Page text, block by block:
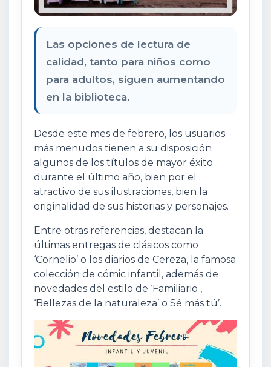
Las opciones de lectura de
calidad, tanto para niños como
para adultos, siguen aumentando
en la biblioteca.
Desde este mes de febrero, los usuarios
más menudos tienen a su disposición
algunos de los títulos de mayor éxito
durante el último año, bien por el
atractivo de sus ilustraciones, bien la
originalidad de sus historias y personajes.
Entre otras referencias, destacan la
últimas entregas de clásicos como
‘Cornelio’ o los diarios de Cereza, la famosa
colección de cómic infantil, además de
novedades del estilo de ‘Familiario ,
‘Bellezas de la naturaleza’ o Sé más tú’.